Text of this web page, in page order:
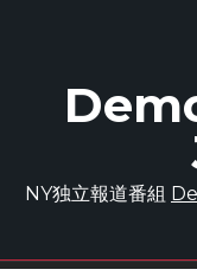
NY独立報道番組